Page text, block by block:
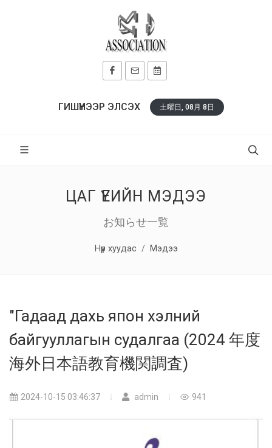
ГИШҮҮНЭЭР ЭЛСЭХ 土曜日, 08月 8日
ЦАГ ҮЕИЙН МЭДЭЭ
お知らせ一覧
Нүүр хуудас Мэдээ
"Гадаад дахь япон хэлний
байгууллагын судалгаа (2024 年度
海外日本語教育機関調査)
2024-10-15 03:46:37 admin 941